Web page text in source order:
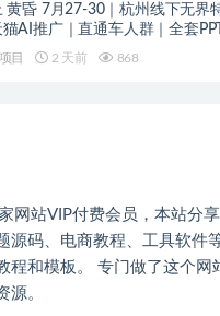
黄昏 7月27-30｜杭州线下无界
AI推广｜直通车人群｜全套
资料包
目 2 天前 868
网站VIP付费会员，本站分
源码、电商教程、工具软件
程和模板。 专门做了这个网
源。